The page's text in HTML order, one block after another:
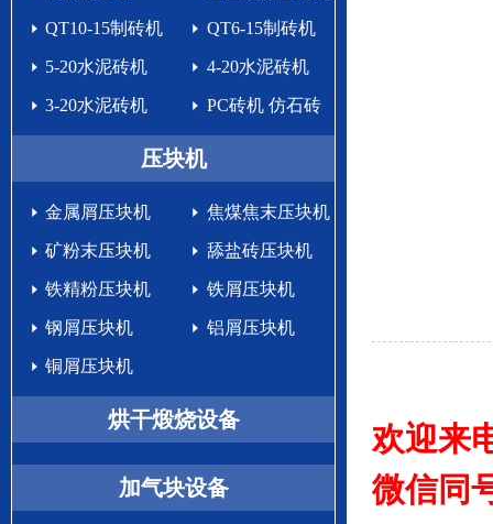
QT10-15制砖机 QT6-15制砖机
5-20水泥砖机 4-20水泥砖机
3-20水泥砖机 PC砖机 仿石砖
生产设备
压块机
金属屑压块机 焦煤焦末压块机
矿粉末压块机 舔盐砖压块机
铁精粉压块机 铁屑压块机
钢屑压块机 铝屑压块机
铜屑压块机
烘干煅烧设备
加气块设备
欢迎来
微信同